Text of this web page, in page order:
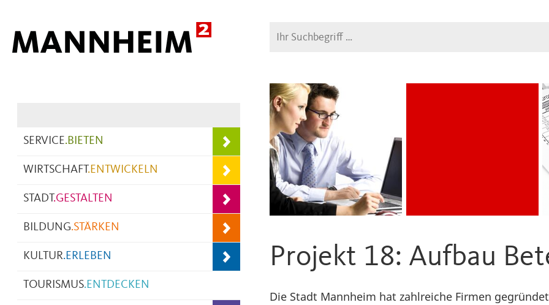
Suche
SERVICE.BIETEN
WIRTSCHAFT.ENTWICKELN
STADT.GESTALTEN
BILDUNG.STÄRKEN
KULTUR.ERLEBEN
TOURISMUS.ENTDECKEN
Projekt 18: Aufbau
Die Stadt Mannheim hat zahlreiche Firmen gegründet